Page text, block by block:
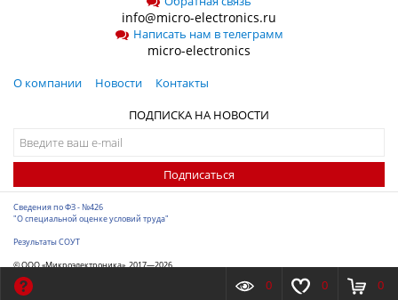
info@micro-electronics.ru
Написать нам в телеграмм
micro-electronics
О компании Новости
Контакты
ПОДПИСКА НА НОВОСТИ
Подписаться
Сведения по ФЗ - №426
"О специальной оценке условий труда"
Результаты СОУТ
© ООО «Микроэлектроника», 2017—2026
Разработка сайта
0 0 0